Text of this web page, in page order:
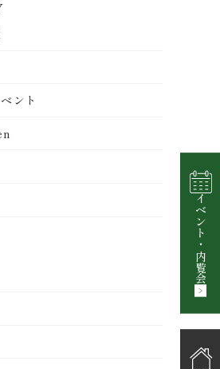
ント
イベント
・
内覧会